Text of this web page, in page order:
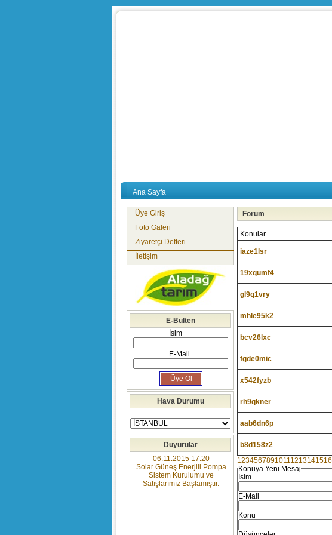
Ana Sayfa
Forum
Konular
iaze1lsr
19xqumf4
gl9q1vry
mhle95k2
bcv26lxc
fgde0mic
x542fyzb
rh9qkner
aab6dn6p
b8d158z2
12345678910111213141516
Konuya Yeni Mesaj
İsim
E-Mail
Konu
Üye Giriş
Foto Galeri
Ziyaretçi Defteri
İletişim
E-Bülten
İsim
E-Mail
Hava Durumu
Duyurular
06.11.2015 17:20
Solar Güneş Enerjili Pompa
Sistem Kurulumu ve
Satışlarımız Başlamıştır.